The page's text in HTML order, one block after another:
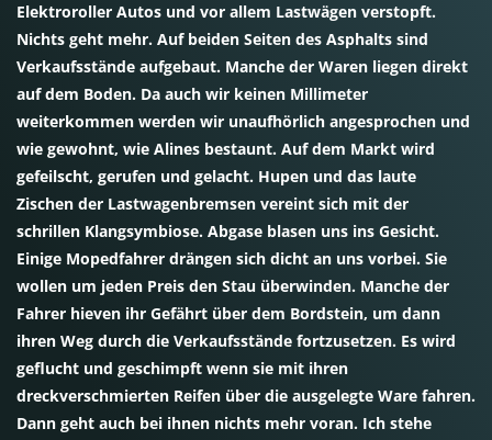
Elektroroller Autos und vor allem Lastwägen verstopft.
Nichts geht mehr. Auf beiden Seiten des Asphalts sind
Verkaufsstände aufgebaut. Manche der Waren liegen direkt
auf dem Boden. Da auch wir keinen Millimeter
weiterkommen werden wir unaufhörlich angesprochen und
wie gewohnt, wie Alines bestaunt. Auf dem Markt wird
gefeilscht, gerufen und gelacht. Hupen und das laute
Zischen der Lastwagenbremsen vereint sich mit der
schrillen Klangsymbiose. Abgase blasen uns ins Gesicht.
Einige Mopedfahrer drängen sich dicht an uns vorbei. Sie
wollen um jeden Preis den Stau überwinden. Manche der
Fahrer hieven ihr Gefährt über dem Bordstein, um dann
ihren Weg durch die Verkaufsstände fortzusetzen. Es wird
geflucht und geschimpft wenn sie mit ihren
dreckverschmierten Reifen über die ausgelegte Ware fahren.
Dann geht auch bei ihnen nichts mehr voran. Ich stehe